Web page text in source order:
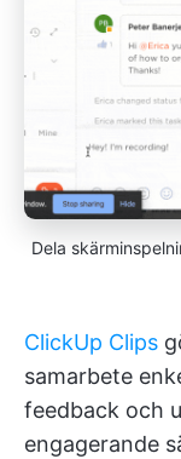
Dela
ClickUp Clips
samarbete
feedback och
engagerande